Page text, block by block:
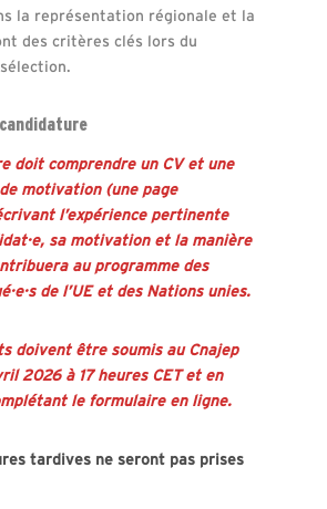
la représentation régionale et la
des critères clés lors du
doit comprendre un CV et une
motivation (une page
l’expérience pertinente
sa motivation et la manière
au programme des
de l’UE et des Nations unies.
doivent être soumis au Cnajep
2026 à 17 heures CET et en
le formulaire en ligne.
tardives ne seront pas prises